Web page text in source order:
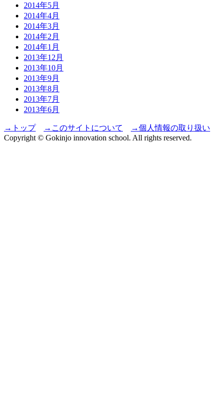
2014年5月
2014年4月
2014年3月
2014年2月
2014年1月
2013年12月
2013年10月
2013年9月
2013年8月
2013年7月
2013年6月
→トップ →このサイトについて
→個人情報の取り扱い
Copyright © Gokinjo innovation school. All rights reserved.